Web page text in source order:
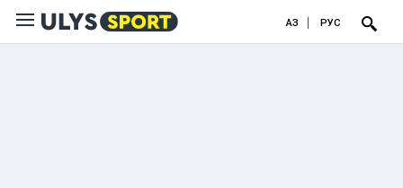
ҚАЗ РУС